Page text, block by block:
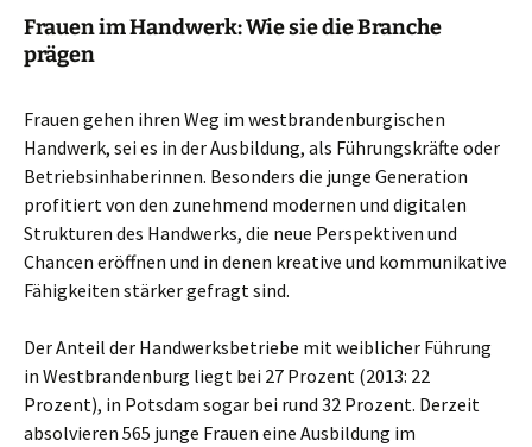
Frauen im Handwerk: Wie sie die Branche
prägen
Frauen gehen ihren Weg im westbrandenburgischen
Handwerk, sei es in der Ausbildung, als Führungskräfte oder
Betriebsinhaberinnen. Besonders die junge Generation
profitiert von den zunehmend modernen und digitalen
Strukturen des Handwerks, die neue Perspektiven und
Chancen eröffnen und in denen kreative und kommunikative
Fähigkeiten stärker gefragt sind.
Der Anteil der Handwerksbetriebe mit weiblicher Führung
in Westbrandenburg liegt bei 27 Prozent (2013: 22
Prozent), in Potsdam sogar bei rund 32 Prozent. Derzeit
absolvieren 565 junge Frauen eine Ausbildung im